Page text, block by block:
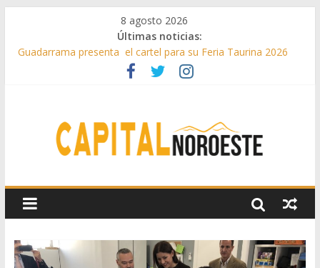
8 agosto 2026
Últimas noticias:
Guadarrama presenta el cartel para su Feria Taurina 2026
Hey Kid e Inazio en ‘La Gran Noche del Indie’ de las fiestas
Boadilla destinó más de 11 millones de euros a ayudas y
beneficios fiscales en 2025